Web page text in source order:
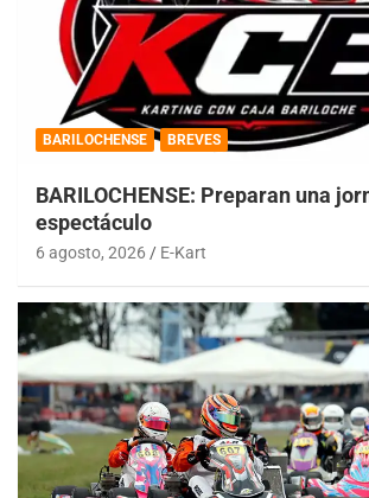
BARILOCHENSE BREVES
BARILOCHENSE: Preparan una
espectáculo
6 agosto, 2026 E-Kart